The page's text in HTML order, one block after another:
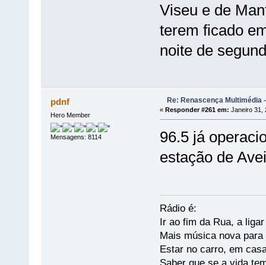
Viseu e de
terem ficado
noite de
pdnf
Hero Member
Mensagens: 8114
Re: Renascença Multimédia
« Responder #261 em: Janeiro 31,
96.5 já
estação de
Rádio é:
Ir ao fim da Rua, a
Mais música nova
Estar no carro, em